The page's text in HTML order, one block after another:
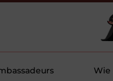
Wie